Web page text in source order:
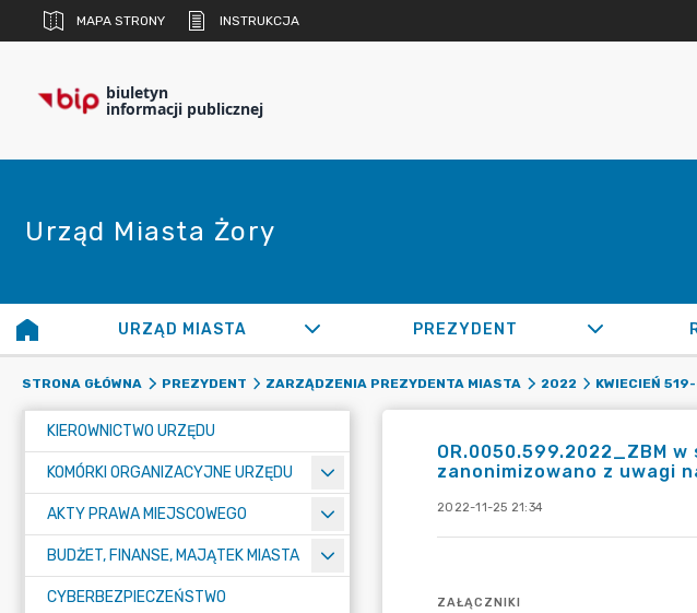
MAPA STRONY INSTRUKCJA
biuletyn
informacji publicznej
Urząd Miasta Żory
URZĄD MIASTA PREZYDENT
STRONA GŁÓWNA PREZYDENT ZARZĄDZENIA PREZYDENTA MIASTA 2022 KWIECIEŃ
KIEROWNICTWO URZĘDU
KOMÓRKI ORGANIZACYJNE URZĘDU
AKTY PRAWA MIEJSCOWEGO
BUDŻET, FINANSE, MAJĄTEK MIASTA
CYBERBEZPIECZEŃSTWO
OR.0050.599.2022_ZBM
zanonimizowano z uwagi
2022-11-25 21:34
ZAŁĄCZNIKI